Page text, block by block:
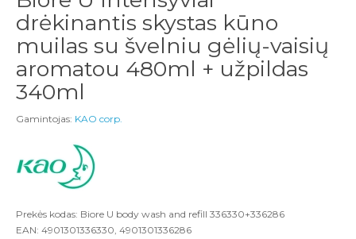
drėkinantis skystas kūno
muilas su švelniu gėlių-vaisių
aromatou 480ml + užpildas
340ml
Gamintojas: KAO corp.
Prekės kodas: Biore U body wash and refill 336330+336286
EAN: 4901301336330, 4901301336286